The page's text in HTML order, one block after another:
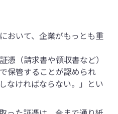
おいて、企業がもっとも重
憑（請求書や領収書など）
保管することが認められ
なければならない。」とい